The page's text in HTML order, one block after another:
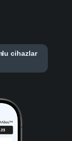
cihazlar